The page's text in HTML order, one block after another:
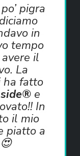
pigra
in
tempo
il
La
ha fatto
e
In
il mio
piatto a